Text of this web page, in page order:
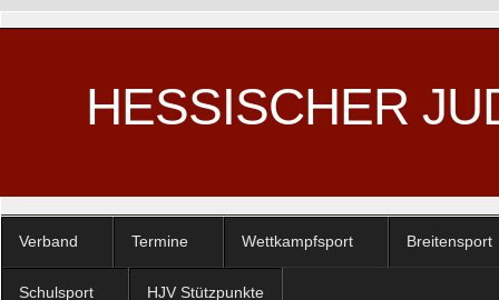
HESSISCHER
Verband Termine Wettkampfsport Breitensport
Schulsport HJV Stützpunkte